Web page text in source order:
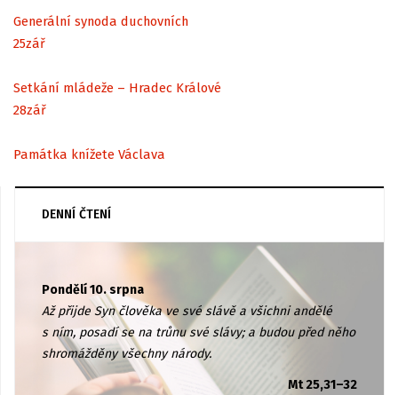
Generální synoda duchovních
25zář
Setkání mládeže – Hradec Králové
28zář
Památka knížete Václava
DENNÍ ČTENÍ
Pondělí 10. srpna
Až přijde Syn člověka ve své slávě a všichni andělé
s ním, posadí se na trůnu své slávy; a budou před něho
shromážděny všechny národy.
Mt 25,31–32